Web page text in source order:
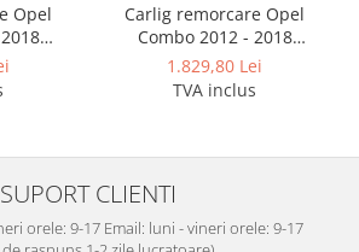
Opel
cu
Carlig remorcare Opel
Combo 2012 - 2018
demontabil automat
vertical marca Autohak
1.829,80 Lei
TVA inclus
SUPORT CLIENTI
orele: 9-17 Email: luni - vineri orele: 9-17